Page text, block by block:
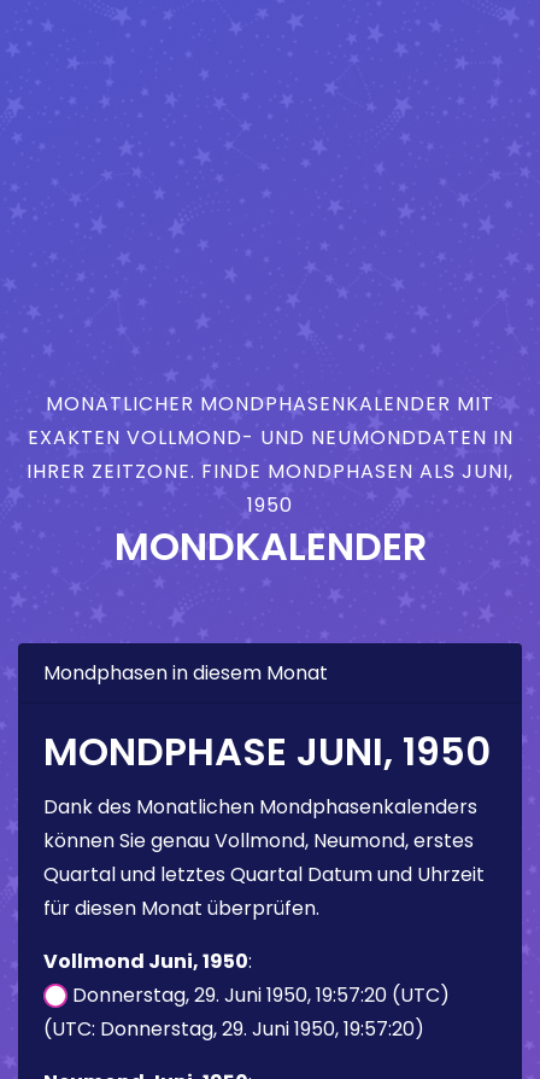
MONATLICHER MONDPHASENKALENDER MIT
EXAKTEN VOLLMOND- UND NEUMONDDATEN IN
IHRER ZEITZONE. FINDE MONDPHASEN ALS JUNI,
1950
MONDKALENDER
Mondphasen in diesem Monat
MONDPHASE JUNI, 1950
Dank des Monatlichen Mondphasenkalenders
können Sie genau Vollmond, Neumond, erstes
Quartal und letztes Quartal Datum und Uhrzeit
für diesen Monat überprüfen.
Vollmond Juni, 1950:
Donnerstag, 29. Juni 1950, 19:57:20 (UTC)
(UTC: Donnerstag, 29. Juni 1950, 19:57:20)